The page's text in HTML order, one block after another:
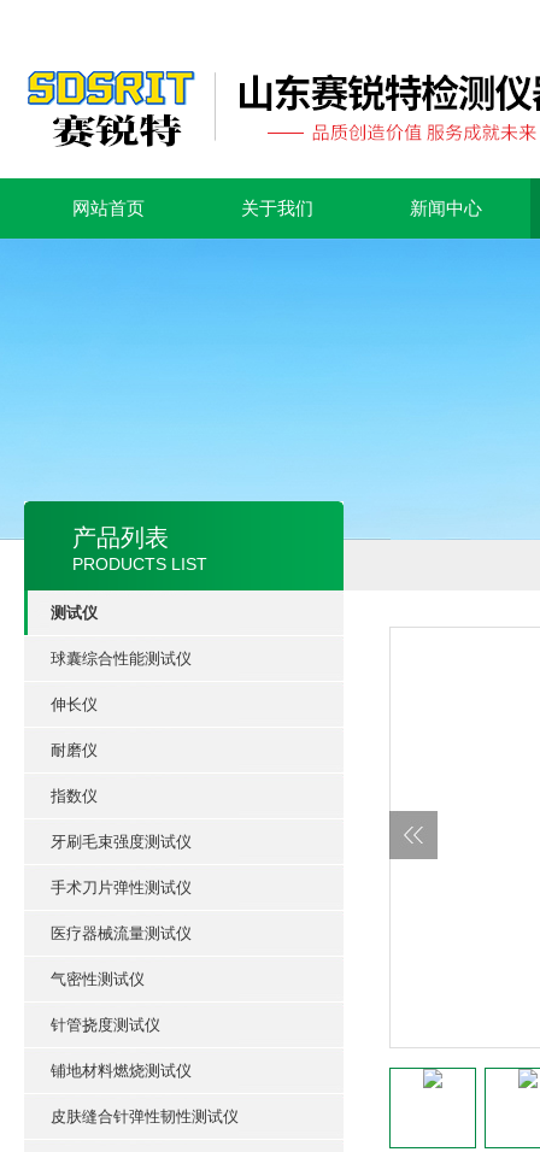
网站首页 关于我们 新闻中心
产品列表
PRODUCTS LIST
测试仪
球囊综合性能测试仪
伸长仪
耐磨仪
指数仪
牙刷毛束强度测试仪
手术刀片弹性测试仪
医疗器械流量测试仪
气密性测试仪
针管挠度测试仪
铺地材料燃烧测试仪
皮肤缝合针弹性韧性测试仪